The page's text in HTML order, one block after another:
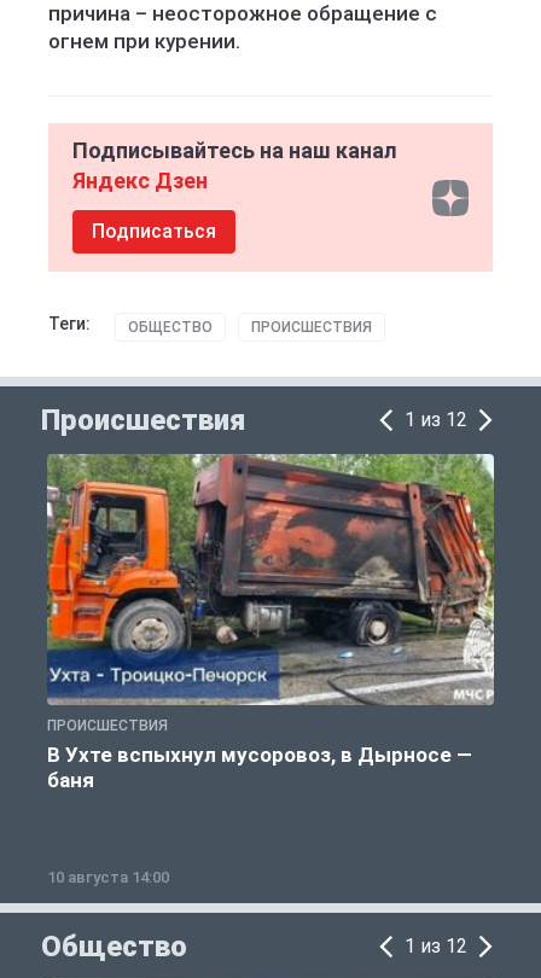
причина – неосторожное обращение с
огнем при курении.
Подписывайтесь на наш канал
Яндекс Дзен
Подписаться
Теги: ОБЩЕСТВО ПРОИСШЕСТВИЯ
Происшествия 1 из 12
ПРОИСШЕСТВИЯ
В Ухте вспыхнул мусоровоз, в Дырносе —
баня
10 августа 14:00
Общество 1 из 12